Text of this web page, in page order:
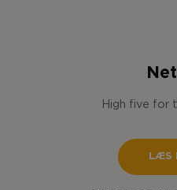
High five for
LÆS